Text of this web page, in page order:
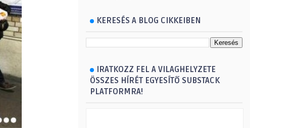
KERESÉS A BLOG CIKKEIBEN
IRATKOZZ FEL A VILAGHELYZETE
ÖSSZES HÍRÉT EGYESÍTŐ SUBSTACK
PLATFORMRA!